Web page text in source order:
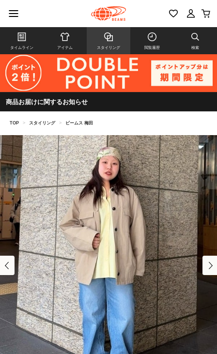
タイムライン アイテム スタイリング 閲覧履歴 検索
商品お届けに関するお知らせ
TOP > スタイリング > ビームス 梅田